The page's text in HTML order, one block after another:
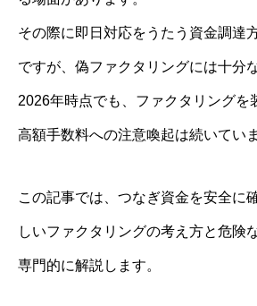
その際に即日対応をうたう資金調達
ですが、偽ファクタリングには十分
2026年時点でも、ファクタリングを
高額手数料への注意喚起は続いていま
この記事では、つなぎ資金を安全に
しいファクタリングの考え方と危険
専門的に解説します。